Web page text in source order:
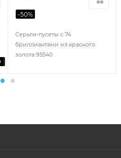
Серьги-пусеты с 74
бриллиантами из красного
золота 95540
-50%